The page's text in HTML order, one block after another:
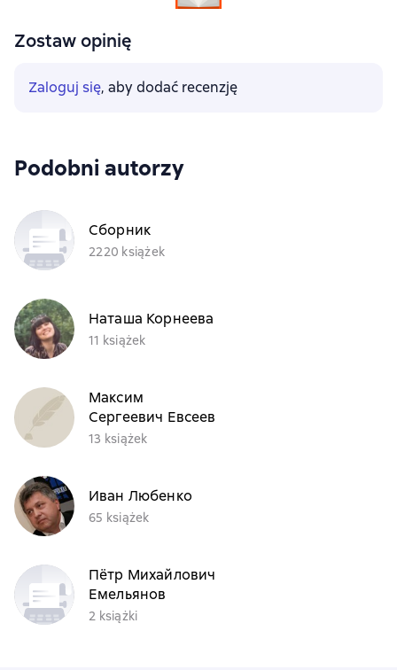
Zostaw opinię
Zaloguj się, aby dodać recenzję
Podobni autorzy
Сборник
2220 książek
Наташа Корнеева
11 książek
Максим
Сергеевич Евсеев
13 książek
Иван Любенко
65 książek
Пётр Михайлович
Емельянов
2 książki